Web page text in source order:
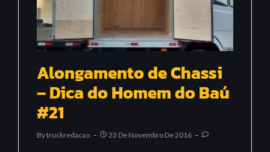
Alongamento de Chassi
– Dica do Homem do Baú
#21
ByTruckredacao 23 De Novembro De 2016